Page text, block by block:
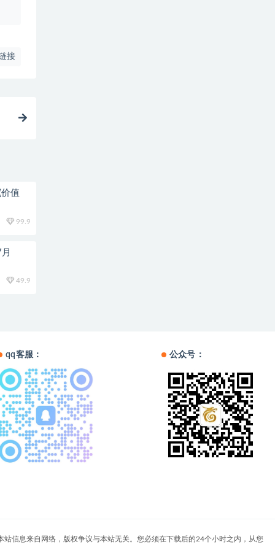
接
值
99.9
49.9
qq客服： 公众号：
信息来自网络，版权争议与本站无关。您必须在下载后的24个小时之内，从您